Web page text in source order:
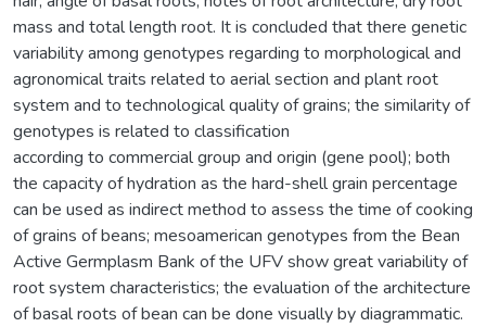
mass and total length root. It is concluded that there genetic
variability among genotypes regarding to morphological and
agronomical traits related to aerial section and plant root
system and to technological quality of grains; the similarity of
genotypes is related to classification
according to commercial group and origin (gene pool); both
the capacity of hydration as the hard-shell grain percentage
can be used as indirect method to assess the time of cooking
of grains of beans; mesoamerican genotypes from the Bean
Active Germplasm Bank of the UFV show great variability of
root system characteristics; the evaluation of the architecture
of basal roots of bean can be done visually by diagrammatic.